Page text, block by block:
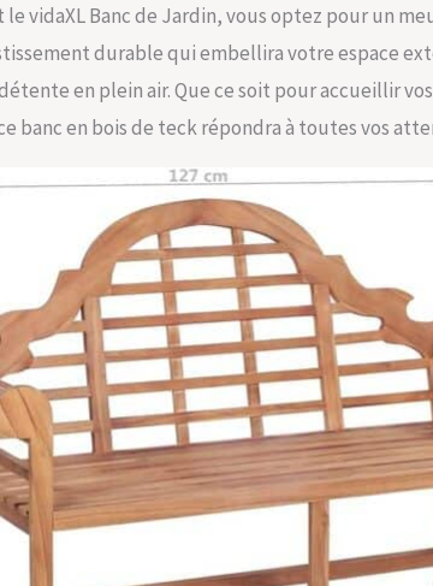
le vidaXL Banc de Jardin, vous optez pour un
durable qui embellira votre espace
en plein air. Que ce soit pour accueillir
banc en bois de teck répondra à toutes vos